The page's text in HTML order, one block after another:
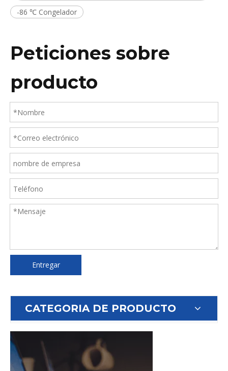
-86 ℃ Congelador
Peticiones sobre
producto
Entregar
CATEGORIA DE PRODUCTO